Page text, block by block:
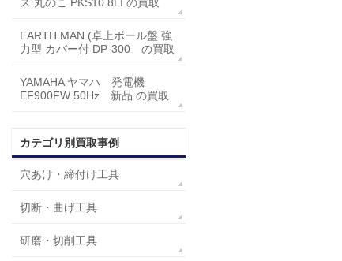
EARTH MAN (卓上ボール盤 強
力型 カバー付 DP-300 の買取
YAMAHA ヤマハ 発電機
EF900FW 50Hz 新品 の買取
カテゴリ別買取事例
穴あけ・締付け工具
切断・曲げ工具
研磨・切削工具